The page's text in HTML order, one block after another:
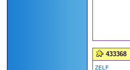
433368
ZELF